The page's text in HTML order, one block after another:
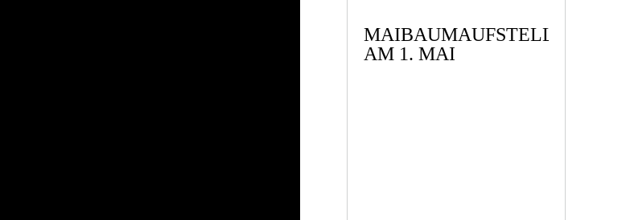
MAIBAUMAUFSTELLEN
AM 1. MAI